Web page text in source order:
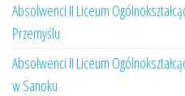
Absolwenci II Liceum
Przemyślu
Absolwenci II Liceum
w Sanoku